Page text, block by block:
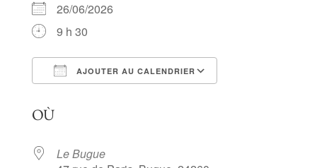
26/06/2026
9 h 30
AJOUTER AU CALENDRIER
OÙ
Le Bugue